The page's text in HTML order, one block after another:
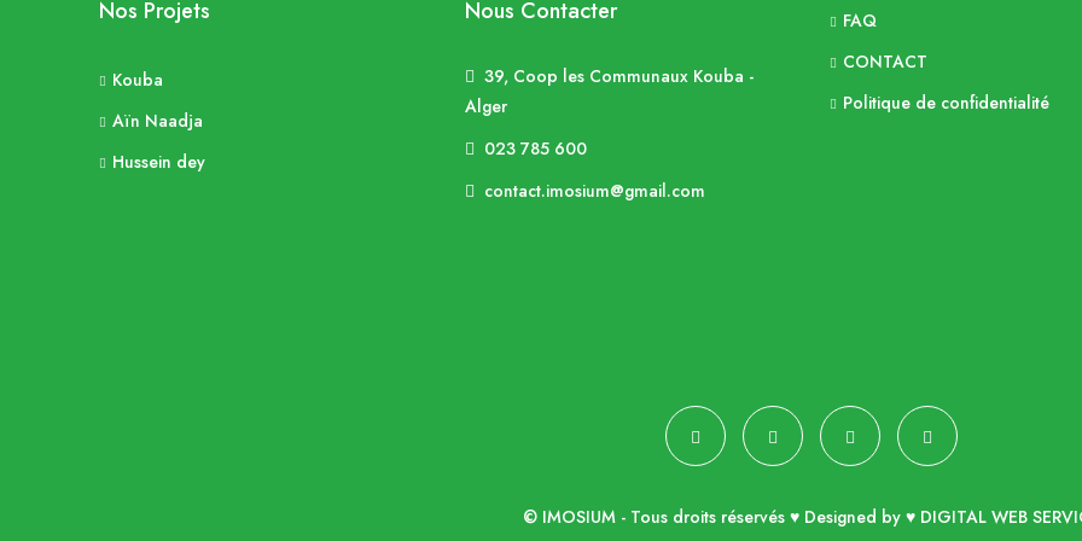
Nos Projets
Kouba
Aïn Naadja
Hussein dey
Nous Contacter
39, Coop les Communaux Kouba -
Alger
023 785 600
contact.imosium@gmail.com
FAQ
CONTACT
Politique de confidentialité
© IMOSIUM - Tous droits réservés ♥ Designed by ♥ DIGITAL WEB